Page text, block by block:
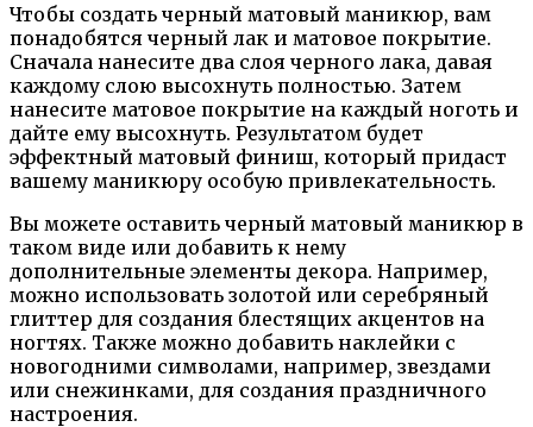
Чтобы создать черный матовый маникюр, вам
понадобятся черный лак и матовое покрытие.
Сначала нанесите два слоя черного лака, давая
каждому слою высохнуть полностью. Затем
нанесите матовое покрытие на каждый ноготь и
дайте ему высохнуть. Результатом будет
эффектный матовый финиш, который придаст
вашему маникюру особую привлекательность.
Вы можете оставить черный матовый маникюр в
таком виде или добавить к нему
дополнительные элементы декора. Например,
можно использовать золотой или серебряный
глиттер для создания блестящих акцентов на
ногтях. Также можно добавить наклейки с
новогодними символами, например, звездами
или снежинками, для создания праздничного
настроения.